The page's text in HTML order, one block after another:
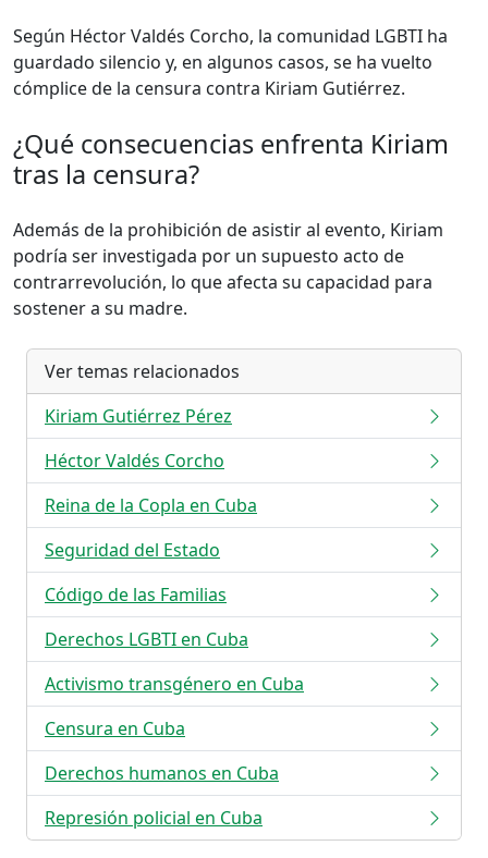
Según Héctor Valdés Corcho, la comunidad LGBTI ha
guardado silencio y, en algunos casos, se ha vuelto
cómplice de la censura contra Kiriam Gutiérrez.
¿Qué consecuencias enfrenta Kiriam
tras la censura?
Además de la prohibición de asistir al evento, Kiriam
podría ser investigada por un supuesto acto de
contrarrevolución, lo que afecta su capacidad para
sostener a su madre.
Ver temas relacionados
Kiriam Gutiérrez Pérez
Héctor Valdés Corcho
Reina de la Copla en Cuba
Seguridad del Estado
Código de las Familias
Derechos LGBTI en Cuba
Activismo transgénero en Cuba
Censura en Cuba
Derechos humanos en Cuba
Represión policial en Cuba